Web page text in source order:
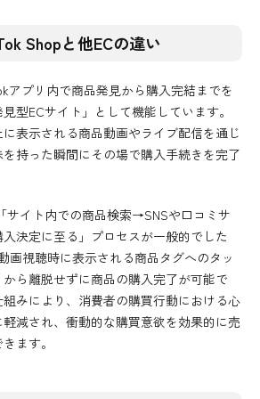
Shopと他ECの違い
アプリ内で商品発見から購入完結までを
型ECサイト」として機能しています。
表示される商品動画やライブ配信を通じ
持った瞬間にその場で購入手続きを完了
サイト内での商品検索→SNSや口コミサ
決定に至る」プロセスが一般的でした
画視聴時に表示される商品タグへのタッ
ら離脱せずに商品の購入完了が可能で
みにより、消費者の購買行動における心
減され、衝動的な購買意欲を効果的に売
ます。